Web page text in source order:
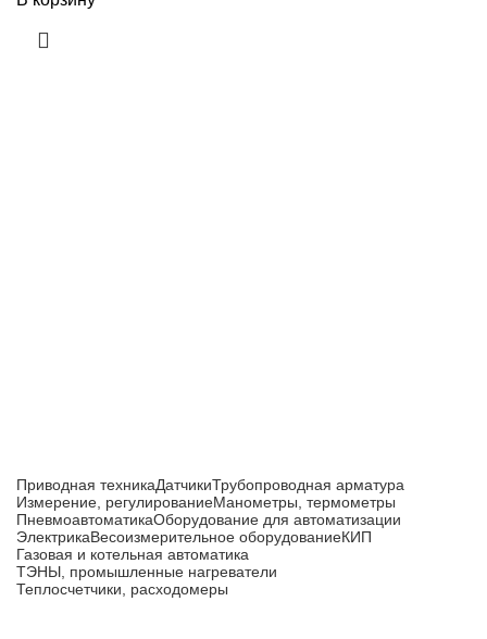
Приводная техникаДатчикиТрубопроводная арматура
Измерение, регулированиеМанометры, термометры
ПневмоавтоматикаОборудование для автоматизации
ЭлектрикаВесоизмерительное оборудованиеКИП
Газовая и котельная автоматика
ТЭНЫ, промышленные нагреватели
Теплосчетчики, расходомеры